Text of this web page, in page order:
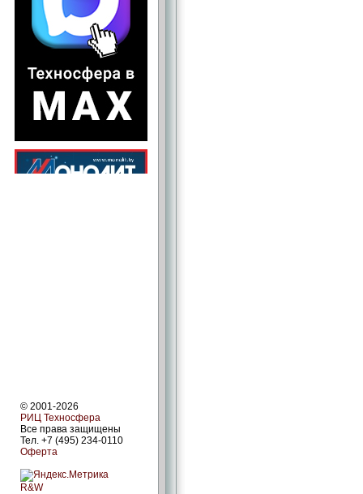
© 2001-2026
РИЦ Техносфера
Все права защищены
Тел. +7 (495) 234-0110
Оферта
R&W